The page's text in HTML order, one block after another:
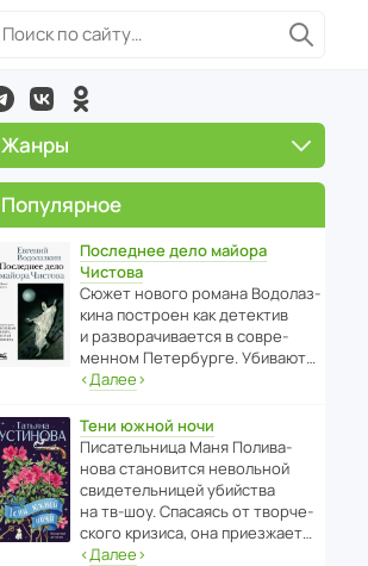
Жанры
Популярное
Последнее дело майора
Чистова
Сюжет нового романа Водо­ла­з­
кина пост­роен как дете­ктив
и разво­ра­чи­ва­ется в совре­
менном Пете­р­бурге. Убивают…
‹Далее›
Тени южной ночи
Писа­тель­ница Маня Поли­ва­
нова стано­вится невольной
свиде­тель­ницей убийства
на тв-шоу. Спасаясь от твор­че­
с­кого кризиса, она приезжает…
‹Далее›